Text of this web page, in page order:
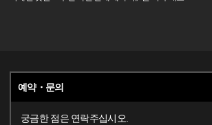
예약・문의
궁금한 점은 연락주십시오.